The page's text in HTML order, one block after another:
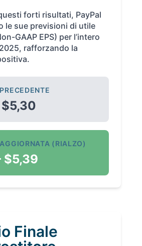
forti risultati, PayPal
le sue previsioni di utile
GAAP EPS) per l’intero
rafforzando la
$5,30
(RIALZO)
$5,39
Finale